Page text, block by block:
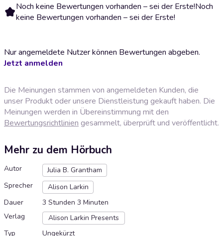
Noch keine Bewertungen vorhanden – sei der Erste!Noch
keine Bewertungen vorhanden – sei der Erste!
Nur angemeldete Nutzer können Bewertungen abgeben.
Jetzt anmelden
Die Meinungen stammen von angemeldeten Kunden, die
unser Produkt oder unsere Dienstleistung gekauft haben. Die
Meinungen werden in Übereinstimmung mit den
Bewertungsrichtlinien gesammelt, überprüft und veröffentlicht.
Mehr zu dem Hörbuch
Autor
Julia B. Grantham
Sprecher
Alison Larkin
Dauer
3 Stunden 3 Minuten
Verlag
Alison Larkin Presents
Typ
Ungekürzt